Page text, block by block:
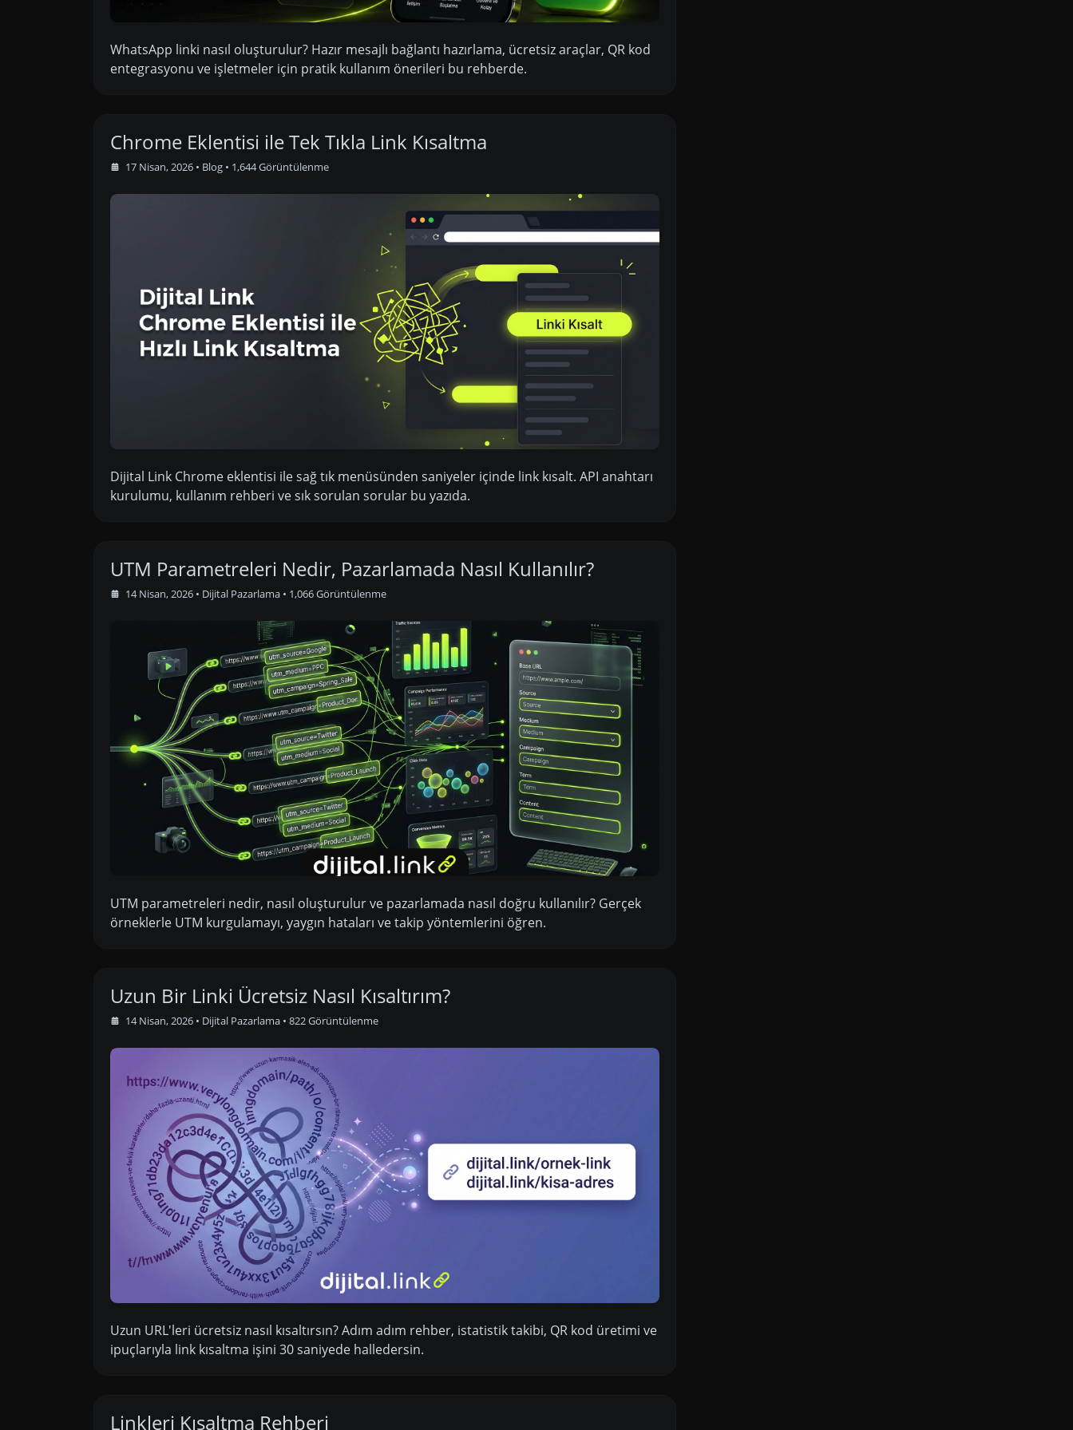
WhatsApp linki nasıl oluşturulur? Hazır mesajlı bağlantı hazırlama, ücretsiz araçlar, QR kod
entegrasyonu ve işletmeler için pratik kullanım önerileri bu rehberde.
Chrome Eklentisi ile Tek Tıkla Link Kısaltma
17 Nisan, 2026 • Blog • 1,644 Görüntülenme
Dijital Link Chrome eklentisi ile sağ tık menüsünden saniyeler içinde link kısalt. API anahtarı
kurulumu, kullanım rehberi ve sık sorulan sorular bu yazıda.
UTM Parametreleri Nedir, Pazarlamada Nasıl Kullanılır?
14 Nisan, 2026 • Dijital Pazarlama • 1,066 Görüntülenme
UTM parametreleri nedir, nasıl oluşturulur ve pazarlamada nasıl doğru kullanılır? Gerçek
örneklerle UTM kurgulamayı, yaygın hataları ve takip yöntemlerini öğren.
Uzun Bir Linki Ücretsiz Nasıl Kısaltırım?
14 Nisan, 2026 • Dijital Pazarlama • 822 Görüntülenme
Uzun URL'leri ücretsiz nasıl kısaltırsın? Adım adım rehber, istatistik takibi, QR kod üretimi ve
ipuçlarıyla link kısaltma işini 30 saniyede halledersin.
Linkleri Kısaltma Rehberi